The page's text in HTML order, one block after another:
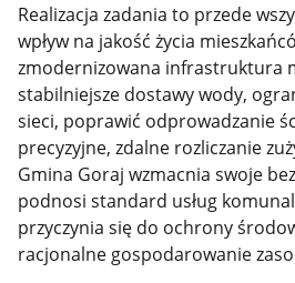
Realizacja zadania to przede
wpływ na jakość życia
zmodernizowana infrastruktura
stabilniejsze dostawy wody,
sieci, poprawić odprowadzanie
precyzyjne, zdalne rozliczanie
Gmina Goraj wzmacnia swoje
podnosi standard usług
przyczynia się do ochrony
racjonalne gospodarowanie